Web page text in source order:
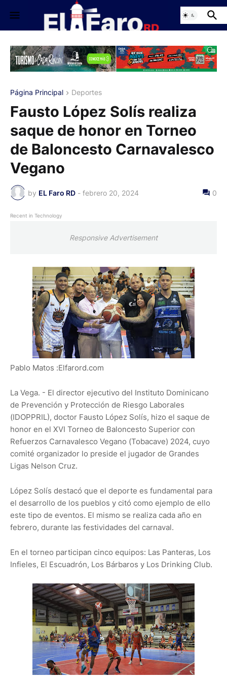
Página Principal Deportes
Fausto López Solís realiza
saque de honor en Torneo
de Baloncesto Carnavalesco
Vegano
by EL Faro RD - febrero 20, 2024 0
Recent in Technology
Responsive Advertisement
Pablo Matos :Elfarord.com
La Vega. - El director ejecutivo del Instituto Dominicano
de Prevención y Protección de Riesgo Laborales
(IDOPPRIL), doctor Fausto López Solís, hizo el saque de
honor en el XVI Torneo de Baloncesto Superior con
Refuerzos Carnavalesco Vegano (Tobacave) 2024, cuyo
comité organizador lo preside el jugador de Grandes
Ligas Nelson Cruz.
López Solís destacó que el deporte es fundamental para
el desarrollo de los pueblos y citó como ejemplo de ello
este tipo de eventos. El mismo se realiza cada año en
febrero, durante las festividades del carnaval.
En el torneo participan cinco equipos: Las Panteras, Los
Infieles, El Escuadrón, Los Bárbaros y Los Drinking Club.